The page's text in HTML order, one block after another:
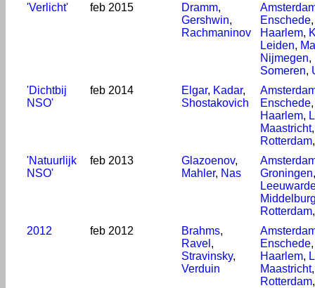
'Verlicht'
feb 2015 Dramm,
Gershwin,
Rachmaninov
Enschede
Haarlem,
Leiden,
Nijmegen,
Someren,
'Dichtbij
NSO'
feb 2014 Elgar, Kadar,
Shostakovich
Enschede
Haarlem,
Maastricht
Rotterdam
'Natuurlijk
NSO'
feb 2013 Glazoenov,
Mahler, Nas
Groningen
Rotterdam
2012
feb 2012 Brahms,
Ravel ,
Stravinsky,
Verduin
Enschede
Haarlem,
Maastricht
Rotterdam